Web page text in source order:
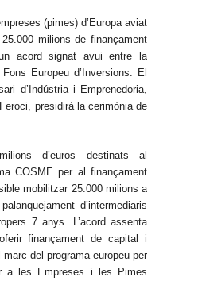
(pimes) d’Europa aviat
milions de finançament
acord signat avui entre la
Europeu d’Inversions. El
d’Indústria i Emprenedoria,
presidirà la cerimònia de
d’euros destinats al
COSME per al finançament
mobilitzar 25.000 milions a
d’intermediaris
7 anys. L’acord assenta
finançament de capital i
del programa europeu per
a les Empreses i les Pimes